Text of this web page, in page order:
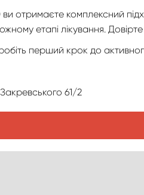
комплексний
етапі лікування.
перший крок до
61/2